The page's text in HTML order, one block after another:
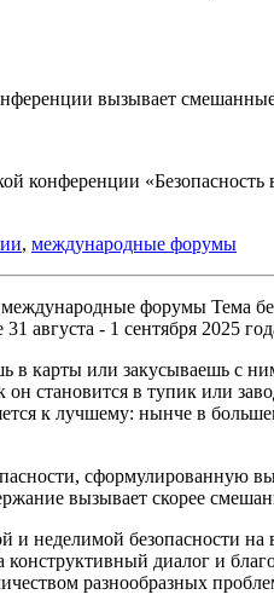
вызывает
конференции
, международные форумы
Тема
августа - 1 сентября 2025
в карты или закусываешь с
становится в тупик или
к лучшему: нынче в
сформулированную
вызывает скорее
неделимой безопасности
диалог и
разнообразных